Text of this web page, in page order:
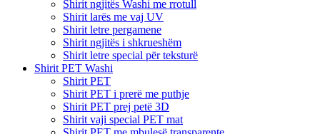
Shirit ngjitës Washi me rrotull
Shirit larës me vaj UV
Shirit letre pergamene
Shirit ngjitës i shkrueshëm
Shirit letre special për teksturë
Shirit PET Washi
Shirit PET
Shirit PET i prerë me puthje
Shirit PET prej petë 3D
Shirit vaji special PET mat